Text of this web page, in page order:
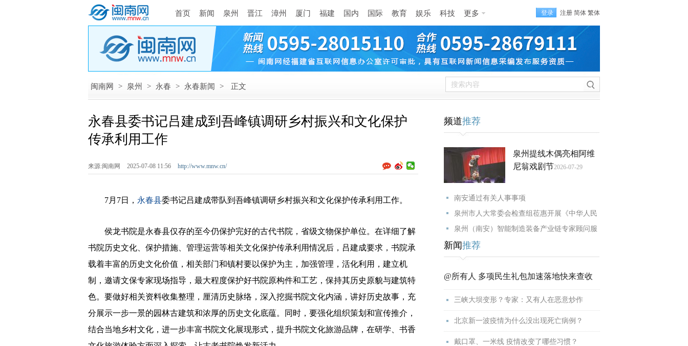
首页 新闻 泉州 晋江 漳州 厦门 福建 国内 国际 教育 娱乐 科技 更多 登录 注册 简体 繁体
闽南网 > 泉州 > 永春 > 永春新闻 > 正文
永春县委书记吕建成到吾峰镇调研乡村振兴和文化保护
传承利用工作
来源:闽南网 2025-07-08 11:56 http://www.mnw.cn/
7月7日， 永春县委书记吕建成带队到吾峰镇调研乡村振兴和文化保护传承利用工作。
侯龙书院是永春县仅存的至今仍保护完好的古代书院，省级文物保护单位。在详细了解
书院历史文化、保护措施、管理运营等相关文化保护传承利用情况后，吕建成要求，书院承
载着丰富的历史文化价值，相关部门和镇村要以保护为主，加强管理，活化利用，建立机
制，邀请文保专家现场指导，最大程度保护好书院原构件和工艺，保持其历史原貌与建筑特
色。要做好相关资料收集整理，厘清历史脉络，深入挖掘书院文化内涵，讲好历史故事，充
分展示一步一景的园林古建筑和浓厚的历史文化底蕴。同时，要强化组织策划和宣传推介，
结合当地乡村文化，进一步丰富书院文化展现形式，提升书院文化旅游品牌，在研学、书香
频道推荐
泉州提线木偶亮相阿维
尼翁戏剧节2026-07-29
南安通过有关人事事项
泉州市人大常委会检查组莅惠开展《中华人民
泉州（南安）智能制造装备产业链专家顾问服
新闻推荐
@所有人 多项民生礼包加速落地快来查收
三峡大坝变形？专家：又有人在恶意炒作
北京新一波疫情为什么没出现死亡病例？
戴口罩、一米线 疫情改变了哪些习惯？